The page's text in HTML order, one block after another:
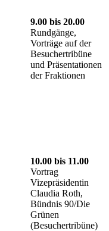
9.00 bis 20.00
Rundgänge,
Vorträge auf der
Besuchertribüne
und Präsentationen
der Fraktionen
10.00 bis 11.00
Vortrag
Vizepräsidentin
Claudia Roth,
Bündnis 90/Die
Grünen
(Besuchertribüne)